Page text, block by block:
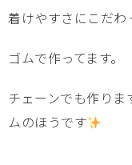
着けやすさにこだわ
ゴムで作ってます。
チェーンでも作り
ムのほうです